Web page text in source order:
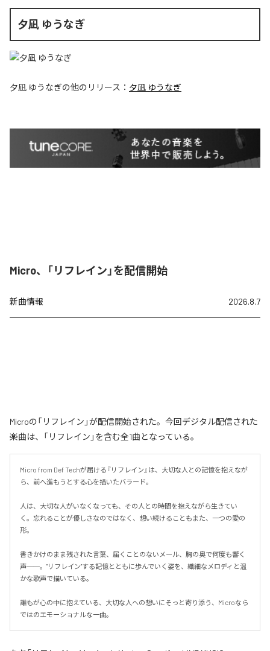
夕凪 ゆうなぎ
夕凪 ゆうなぎの他のリリース： 夕凪 ゆうなぎ
Micro、「リフレイン」を配信開始
新曲情報 2026.8.7
Microの「リフレイン」が配信開始された。今回デジタル配信された
楽曲は、「リフレイン」を含む全1曲となっている。
Micro from Def Techが届ける『リフレイン』は、大切な人との記憶を抱えなが
ら、前へ進もうとする心を描いたバラード。
人は、大切な人がいなくなっても、その人との時間を抱えながら生きてい
く。忘れることが優しさなのではなく、想い続けることもまた、一つの愛の
形。
書きかけのまま残された言葉、届くことのないメール、胸の奥で何度も響く
声──。"リフレイン"する記憶とともに歩んでいく姿を、繊細なメロディと温
かな歌声で描いている。
誰もが心の中に抱えている、大切な人への想いにそっと寄り添う、Microなら
ではのエモーショナルな一曲。